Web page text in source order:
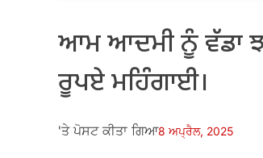
ਆਮ ਆਦਮੀ ਨੂੰ ਵੱਡਾ
ਰੂਪਏ ਮਹਿੰਗਾਈ।
'ਤੇ ਪੋਸਟ ਕੀਤਾ ਗਿਆ8 ਅਪ੍ਰੈਲ, 2025